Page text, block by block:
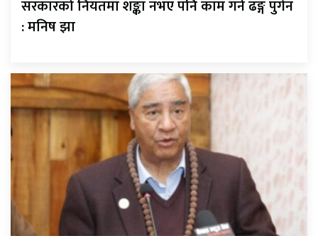
सरकारको नियतमा शङ्का नभए पनि काम गर्ने ढङ्ग पुगेन
: मनिष झा